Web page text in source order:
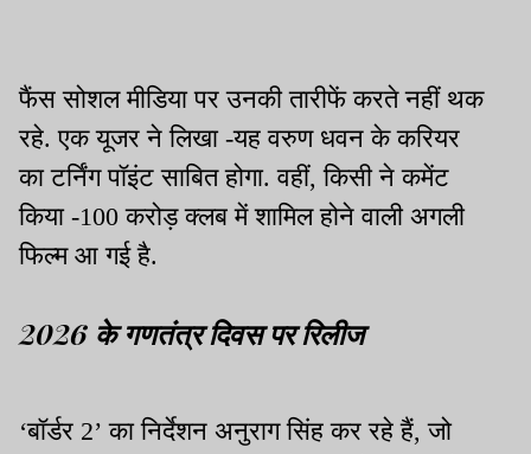
फैंस सोशल मीडिया पर उनकी तारीफें करते नहीं थक
रहे. एक यूजर ने लिखा -यह वरुण धवन के करियर
का टर्निंग पॉइंट साबित होगा. वहीं, किसी ने कमेंट
किया -100 करोड़ क्लब में शामिल होने वाली अगली
फिल्म आ गई है.
2026 के गणतंत्र दिवस पर रिलीज
‘बॉर्डर 2’ का निर्देशन अनुराग सिंह कर रहे हैं, जो